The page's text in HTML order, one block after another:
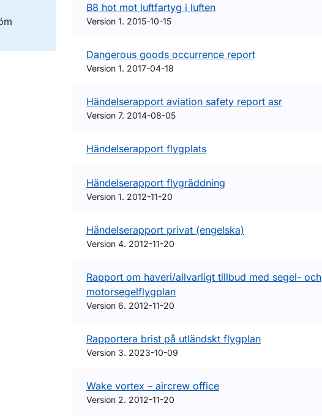
B8 hot mot luftfartyg i luften
Version 1. 2015-10-15
Dangerous goods occurrence report
Version 1. 2017-04-18
Händelserapport aviation safety report asr
Version 7. 2014-08-05
Händelserapport flygplats
Händelserapport flygräddning
Version 1. 2012-11-20
Händelserapport privat (engelska)
Version 4. 2012-11-20
Rapport om haveri/allvarligt tillbud med segel- och
motorsegelflygplan
Version 6. 2012-11-20
Rapportera brist på utländskt flygplan
Version 3. 2023-10-09
Wake vortex – aircrew office
Version 2. 2012-11-20